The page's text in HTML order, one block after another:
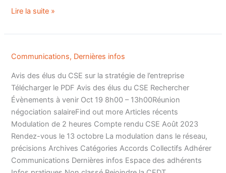
Lire la suite »
Communications, Dernières infos
Avis des élus du CSE sur la stratégie de l’entreprise
Télécharger le PDF Avis des élus du CSE Rechercher
Évènements à venir Oct 19 8h00 – 13h00Réunion
négociation salaireFind out more Articles récents
Modulation de 2 heures Compte rendu CSE Août 2023
Rendez-vous le 13 octobre La modulation dans le réseau,
précisions Archives Catégories Accords Collectifs Adhérer
Communications Dernières infos Espace des adhérents